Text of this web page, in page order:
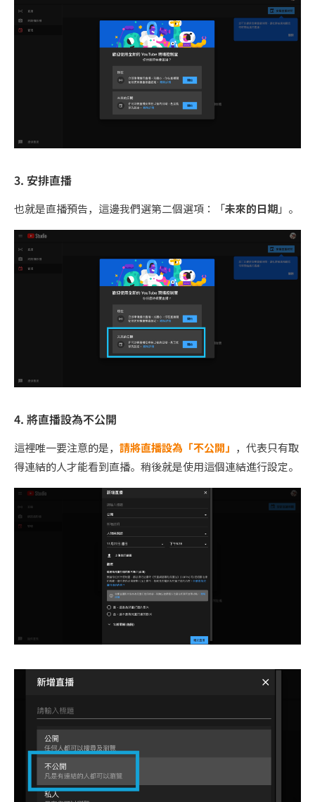
3. 安排直播
也就是直播預告，這邊我們選第二個選項：「未來的日期」。
4. 將直播設為不公開
這裡唯一要注意的是， 請將直播設為「不公開」 ，代表只有取
得連結的人才能看到直播。稍後就是使用這個連結進行設定。